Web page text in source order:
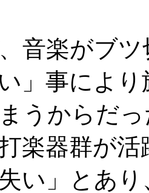
音楽がブ
い」事によ
うからだ
楽器群が
い」とあ